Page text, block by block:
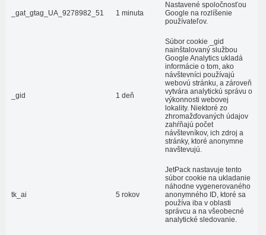
_gat_gtag_UA_9278982_51 1 minuta
Nastavené spoločnosťou
Google na rozlíšenie
používateľov.
_gid 1 deň
Súbor cookie _gid
nainštalovaný službou
Google Analytics ukladá
informácie o tom, ako
návštevníci používajú
webovú stránku, a zároveň
vytvára analytickú správu o
výkonnosti webovej
lokality. Niektoré zo
zhromažďovaných údajov
zahŕňajú počet
návštevníkov, ich zdroj a
stránky, ktoré anonymne
navštevujú.
tk_ai 5 rokov
JetPack nastavuje tento
súbor cookie na ukladanie
náhodne vygenerovaného
anonymného ID, ktoré sa
používa iba v oblasti
správcu a na všeobecné
analytické sledovanie.